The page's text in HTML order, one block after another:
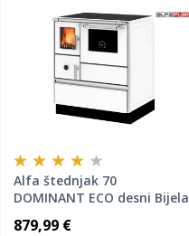
Alfa štednjak 70
DOMINANT ECO desni Bijela
879,99 €